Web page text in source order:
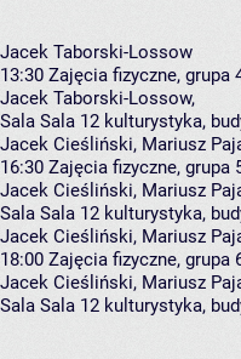
Jacek Taborski-Lossow
13:30 Zajęcia fizyczne, grupa
Jacek Taborski-Lossow,
Sala Sala 12 kulturystyka,
Jacek Cieśliński, Mariusz
16:30 Zajęcia fizyczne, grupa
Jacek Cieśliński, Mariusz
Sala Sala 12 kulturystyka,
Jacek Cieśliński, Mariusz
18:00 Zajęcia fizyczne, grupa
Jacek Cieśliński, Mariusz
Sala Sala 12 kulturystyka,